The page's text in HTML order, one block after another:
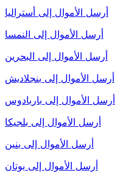
أرسل الأموال إلى أستراليا
أرسل الأموال إلى النمسا
أرسل الأموال إلى البحرين
أرسل الأموال إلى بنجلاديش
أرسل الأموال إلى باربادوس
أرسل الأموال إلى بلجيكا
أرسل الأموال إلى بنين
أرسل الأموال إلى بوتان